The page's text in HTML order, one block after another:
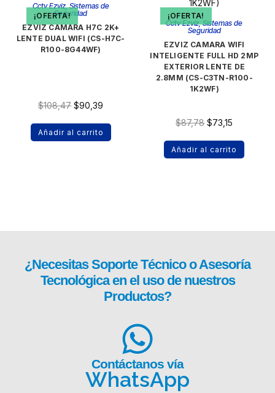
¡OFERTA!
Cctv Ezviz,Sistemas de
Seguridad
EZVIZ CAMARA H7C 2K+
LENTE DUAL WIFI (CS-H7C-
R100-8G44WF)
$108,47 $90,39
Añadir al carrito
¡OFERTA!
Cctv Ezviz,Sistemas de
Seguridad
EZVIZ CAMARA WIFI
INTELIGENTE FULL HD 2MP
EXTERIOR LENTE DE
2.8MM (CS-C3TN-R100-
1K2WF)
$87,78 $73,15
Añadir al carrito
¿NecesitasSoporte Técnicoo Asesoría
Tecnológica en el uso de nuestros
Productos?
Contáctanos vía
WhatsApp